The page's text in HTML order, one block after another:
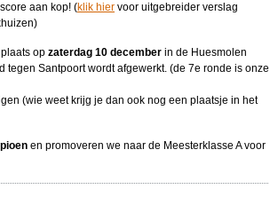
aan kop! (klik hier voor uitgebreider verslag
op zaterdag 10 december in de Huesmolen
tegen Santpoort wordt afgewerkt. (de 7e ronde is onze
(wie weet krijg je dan ook nog een plaatsje in het
en promoveren we naar de Meesterklasse A voor